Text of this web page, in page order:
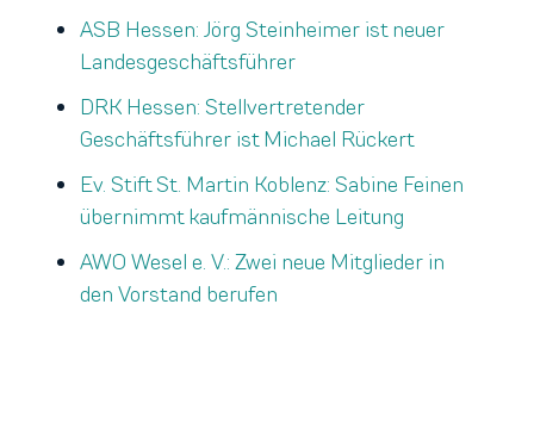
ASB Hessen: Jörg Steinheimer ist neuer
Landesgeschäftsführer
DRK Hessen: Stellvertretender
Geschäftsführer ist Michael Rückert
Ev. Stift St. Martin Koblenz: Sabine Feinen
übernimmt kaufmännische Leitung
AWO Wesel e. V.: Zwei neue Mitglieder in
den Vorstand berufen